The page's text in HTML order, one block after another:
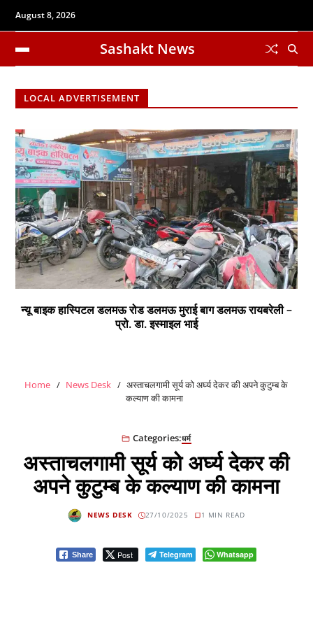
August 8, 2026
Sashakt News
LOCAL ADVERTISEMENT
न्यू बाइक हास्पिटल डलमऊ रोड डलमऊ मुराई बाग डलमऊ रायबरेली –
प्रो. डा. इस्माइल भाई
Home News Desk
अस्ताचलगामी सूर्य को अर्घ्य देकर की अपने कुटुम्ब के
कल्याण की कामना
Categories:धर्म
अस्ताचलगामी सूर्य को अर्घ्य देकर की
अपने कुटुम्ब के कल्याण की कामना
NEWS DESK 27/10/2025 1 MIN READ
Share Post Telegram Whatsapp